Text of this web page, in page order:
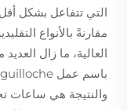
التي تتفاعل بشكل
مقارنةً بالأنواع
العالية، ما زال
والنتيجة هي ساعات